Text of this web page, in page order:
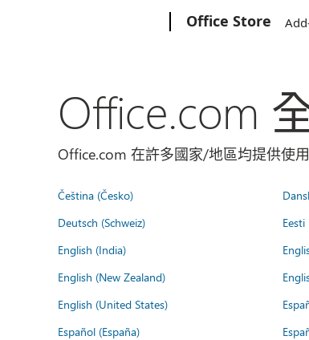
Office Store
Office.com
Office.com 在許多國家/地區均提供使
Čeština (Česko)
Deutsch (Schweiz)
Eesti
English (India)
English (New Zealand)
English (United States)
Español (España)